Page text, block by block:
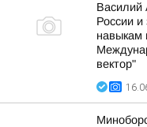
Василий
России
навыкам
вектор"